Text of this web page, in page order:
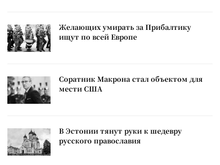
Желающих умирать за Прибалтику
ищут по всей Европе
Соратник Макрона стал объектом для
мести США
В Эстонии тянут руки к шедевру
русского православия